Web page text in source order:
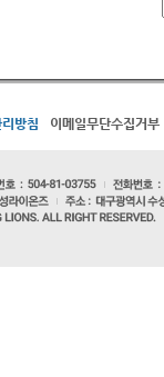
방침 이메일무단수집거부